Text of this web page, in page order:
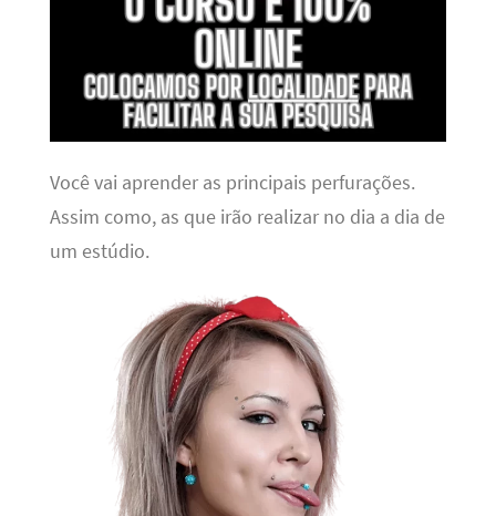
Você vai aprender as principais perfurações.
Assim como, as que irão realizar no dia a dia de
um estúdio.